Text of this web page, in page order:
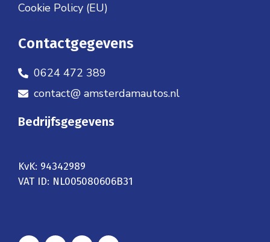
Cookie Policy (EU)
Contactgegevens
0624 472 389
contact@ amsterdamautos.nl
Bedrijfsgegevens
KvK: 94342989
VAT ID: NL005080606B31